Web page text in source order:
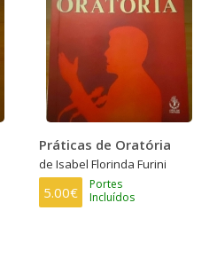
Práticas de Oratória
de Isabel Florinda Furini
5.00€
Portes
Incluídos